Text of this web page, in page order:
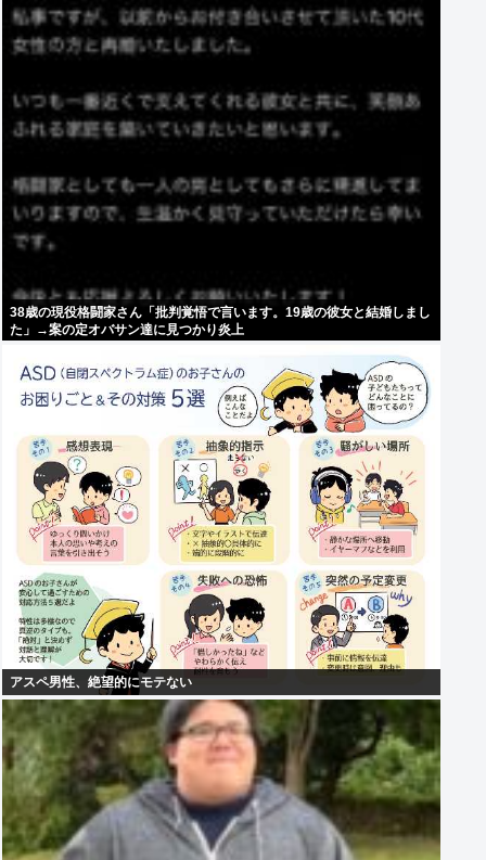
38歳の現役格闘家さん「批判覚悟で言います。19歳の彼女と結婚しまし
た」→案の定オバサン達に見つかり炎上
アスペ男性、絶望的にモテない